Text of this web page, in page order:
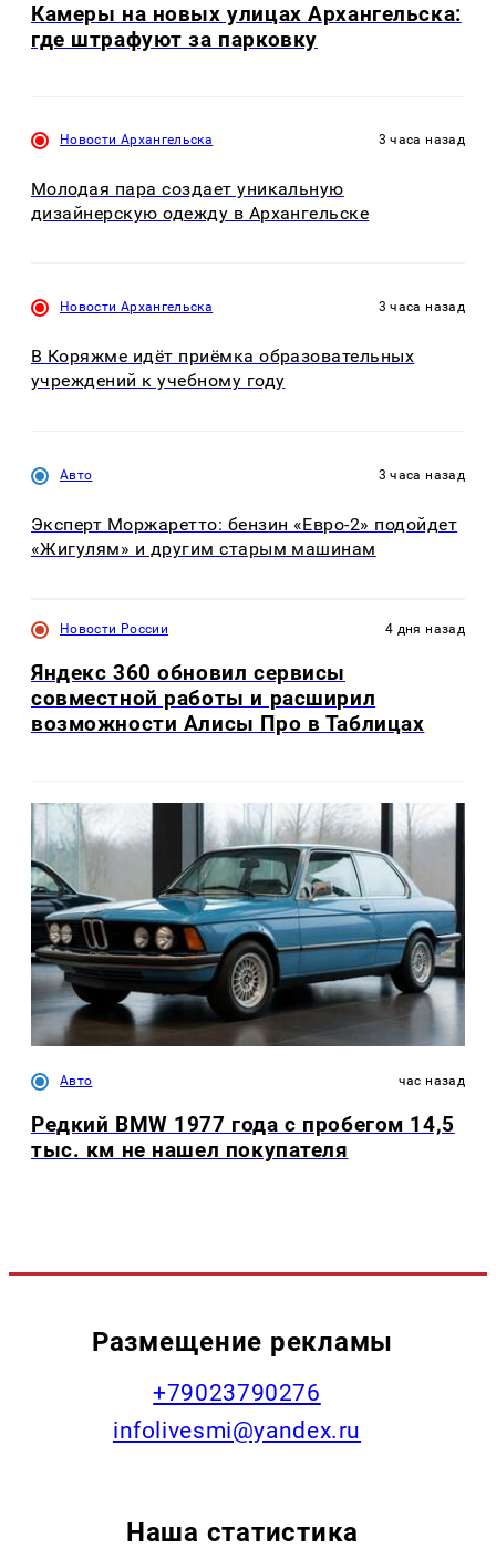
Камеры на новых улицах Архангельска:
где штрафуют за парковку
Новости Архангельска 3 часа назад
Молодая пара создает уникальную
дизайнерскую одежду в Архангельске
Новости Архангельска 3 часа назад
В Коряжме идёт приёмка образовательных
учреждений к учебному году
Авто 3 часа назад
Эксперт Моржаретто: бензин «Евро-2» подойдет
«Жигулям» и другим старым машинам
Новости России 4 дня назад
Яндекс 360 обновил сервисы
совместной работы и расширил
возможности Алисы Про в Таблицах
Авто час назад
Редкий BMW 1977 года с пробегом 14,5
тыс. км не нашел покупателя
Размещение рекламы
+79023790276
infolivesmi@yandex.ru
Наша статистика